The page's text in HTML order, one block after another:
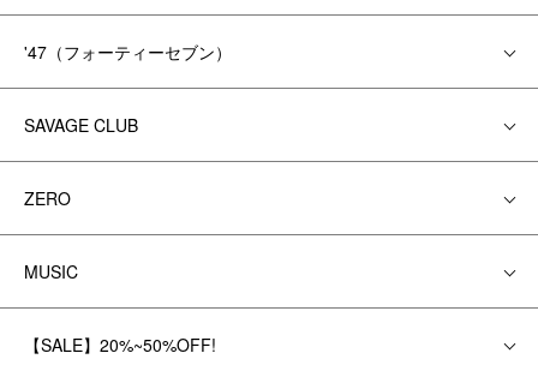
'47（フォーティーセブン）
SAVAGE CLUB
ZERO
MUSIC
【SALE】20%~50%OFF!